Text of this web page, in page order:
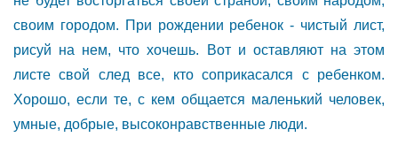
своим городом. При рождении ребенок - чистый лист,
рисуй на нем, что хочешь. Вот и оставляют на этом
листе свой след все, кто соприкасался с ребенком.
Хорошо, если те, с кем общается маленький человек,
умные, добрые, высоконравственные люди.